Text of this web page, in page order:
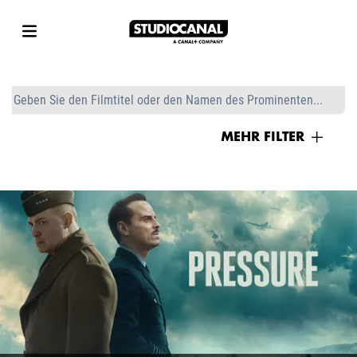
MEHR FILTER
Action/Abenteuer
Animation
Klassisch
Komödie
Konzert
Dokumentation
Drama
Familie
Horror
Event Cinema
Romance
PRESSURE